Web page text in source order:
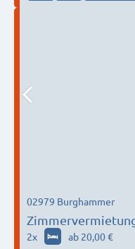
02979 Burghammer
2x ab 20,00 €